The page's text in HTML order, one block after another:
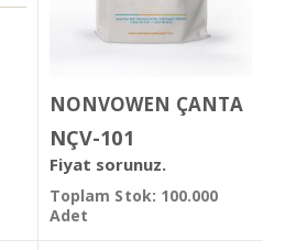
NONVOWEN ÇANTA
NÇV-101
Fiyat sorunuz.
Toplam Stok: 100.000
Adet